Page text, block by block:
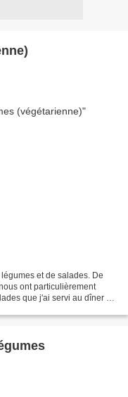
et de salades. De
ont particulièrement
que j'ai servi au dîner en